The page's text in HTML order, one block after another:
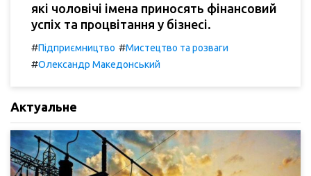
які чоловічі імена приносять фінансовий
успіх та процвітання у бізнесі.
#Підприємництво #Мистецтво та розваги
#Олександр Македонський
Актуальне